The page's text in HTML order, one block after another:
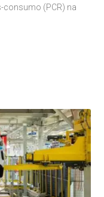
(PCR) na